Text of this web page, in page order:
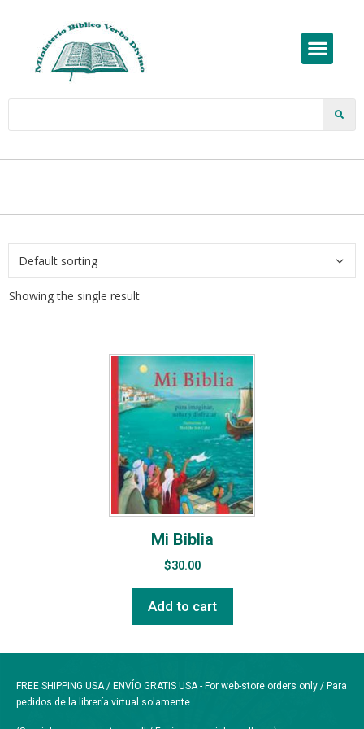
Showing the single result
Mi Biblia
$30.00
Add to cart
FREE SHIPPING USA / ENVÍO GRATIS USA - For web-store orders only / Para
pedidos de la librería virtual solamente